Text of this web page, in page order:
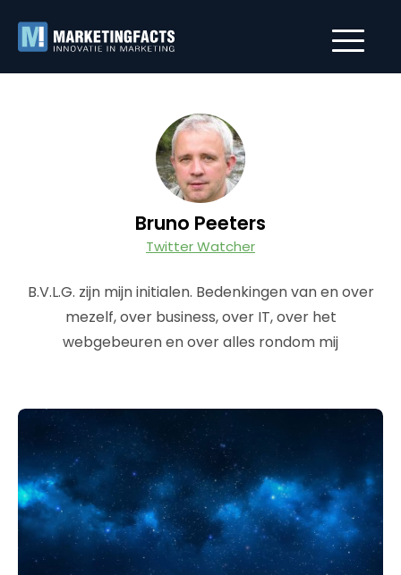
Bruno Peeters
Twitter Watcher
B.V.L.G. zijn mijn initialen. Bedenkingen van en over
mezelf, over business, over IT, over het
webgebeuren en over alles rondom mij